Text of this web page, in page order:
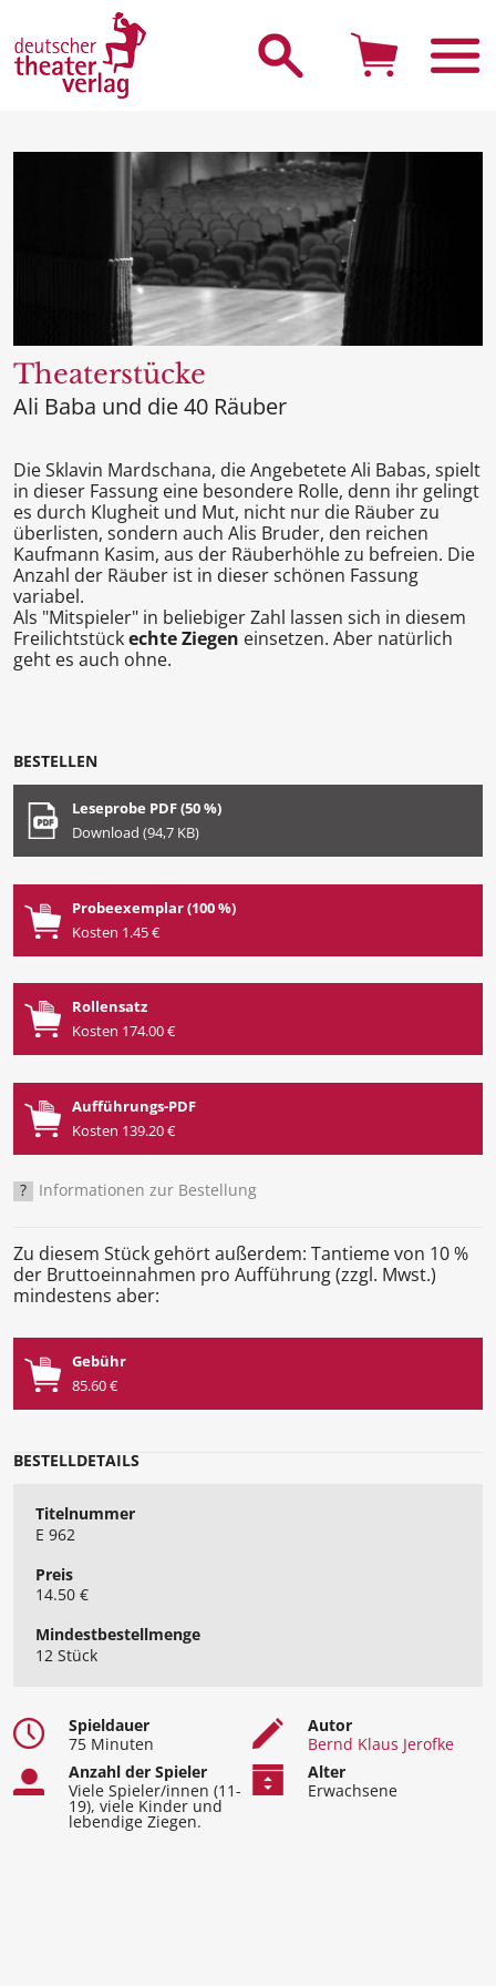
Theaterstücke
Ali Baba und die 40 Räuber
Die Sklavin Mardschana, die Angebetete Ali Babas, spielt
in dieser Fassung eine besondere Rolle, denn ihr gelingt
es durch Klugheit und Mut, nicht nur die Räuber zu
überlisten, sondern auch Alis Bruder, den reichen
Kaufmann Kasim, aus der Räuberhöhle zu befreien. Die
Anzahl der Räuber ist in dieser schönen Fassung
variabel.
Als "Mitspieler" in beliebiger Zahl lassen sich in diesem
Freilichtstückechte Ziegen einsetzen. Aber natürlich
geht es auch ohne.
BESTELLEN
Leseprobe PDF (50 %)
Download (94,7 KB)
Probeexemplar (100 %)
Kosten 1.45 €
Rollensatz
Kosten 174.00 €
Aufführungs-PDF
Kosten 139.20 €
? Informationen zur Bestellung
Zu diesem Stück gehört außerdem: Tantieme von 10 %
der Bruttoeinnahmen pro Aufführung (zzgl. Mwst.)
mindestens aber:
Gebühr
85.60 €
BESTELLDETAILS
Titelnummer
E 962
Preis
14.50 €
Mindest​bestellmenge
12 Stück
Spieldauer
75 Minuten
Autor
Bernd Klaus Jerofke
Anzahl der Spieler
Viele Spieler/innen (11-
19), viele Kinder und
lebendige Ziegen.
Alter
Erwachsene